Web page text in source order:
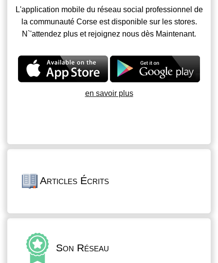
L'application mobile du réseau social professionnel de
la communauté Corse est disponible sur les stores.
N`'attendez plus et rejoignez nous dès Maintenant.
en savoir plus
Articles Écrits
Son Réseau